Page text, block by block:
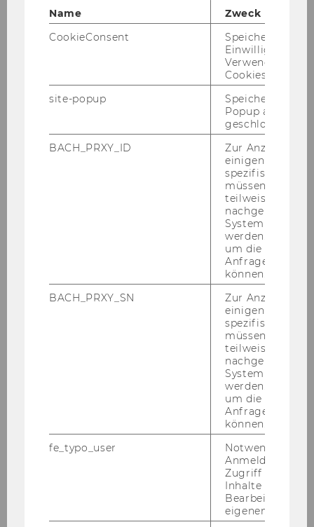
Name
Zweck
CookieConsent
Speichert Ihre
Einwilligung zur
Verwendung von
Cookies.
site-popup
Speichert ob ein
Popup
geschlossen
BACH_PRXY_ID
Zur Anzeige von
einigen WU-
spezifischen
müssen
teilweise von
nachgelagerten
System
werden.
um die Antwort
Anfrage
können.
BACH_PRXY_SN
Zur Anzeige von
einigen WU-
spezifischen
müssen
teilweise von
nachgelagerten
System
werden.
um die Antwort
Anfrage
können.
fe_typo_user
Notwendig für
Anmeldung und
Zugriff auf
Inhalte oder zur
Bearbeitung des
eigenen Profils.